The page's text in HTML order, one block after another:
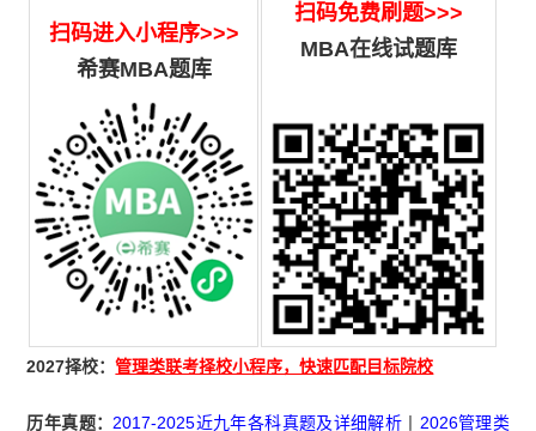
扫码进入小程序>>>
希赛MBA题库
扫码免费刷题>>>
MBA在线试题库
2027择校：管理类联考择校小程序，快速匹配目标院校
历年真题： 2017-2025近九年各科真题及详细解析 2026管理类